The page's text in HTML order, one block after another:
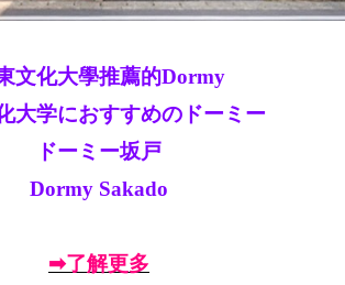
文化大學推薦的Dormy
大学におすすめのドーミー
ドーミー坂戸
Dormy Sakado
➡了解更多